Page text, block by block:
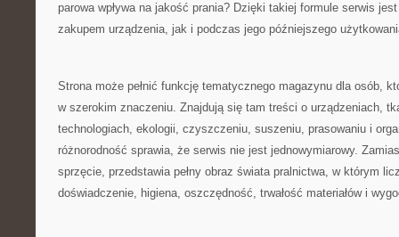
parowa wpływa na jakość prania? Dzięki takiej formule serwis
zakupem urządzenia, jak i podczas jego późniejszego
Strona może pełnić funkcję tematycznego magazynu dla osób,
w szerokim znaczeniu. Znajdują się tam treści o urządzeniach,
technologiach, ekologii, czyszczeniu, suszeniu, prasowaniu i
różnorodność sprawia, że serwis nie jest jednowymiarowy.
sprzęcie, przedstawia pełny obraz świata pralnictwa, w którym
doświadczenie, higiena, oszczędność, trwałość materiałów i